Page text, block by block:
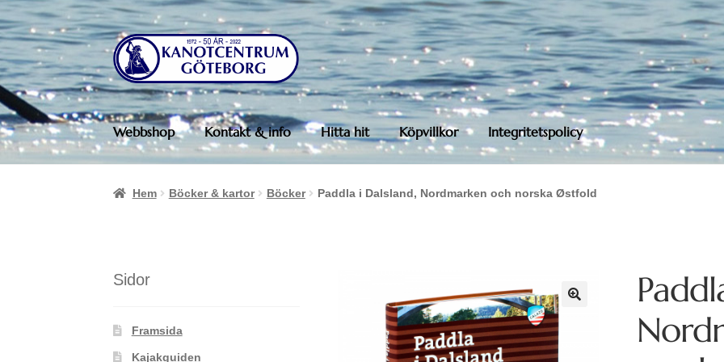
Hoppa
till
navigering
Hoppa
till
innehåll
Webbshop Kontakt & info Hitta hit Köpvillkor Integritetspolicy
Hem Böcker & kartor Böcker Paddla i Dalsland, Nordmarken och norska Østfold
Sidor
Framsida
Kajakguiden